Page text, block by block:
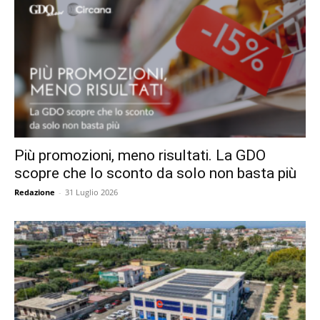
Più promozioni, meno risultati. La GDO
scopre che lo sconto da solo non basta più
Redazione - 31 Luglio 2026